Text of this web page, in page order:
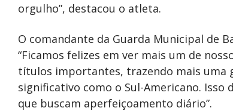
orgulho”, destacou o atleta.
O comandante da Guarda Municipal de
“Ficamos felizes em ver mais um de
títulos importantes, trazendo mais uma
significativo como o Sul-Americano. Isso
que buscam aperfeiçoamento diário”.